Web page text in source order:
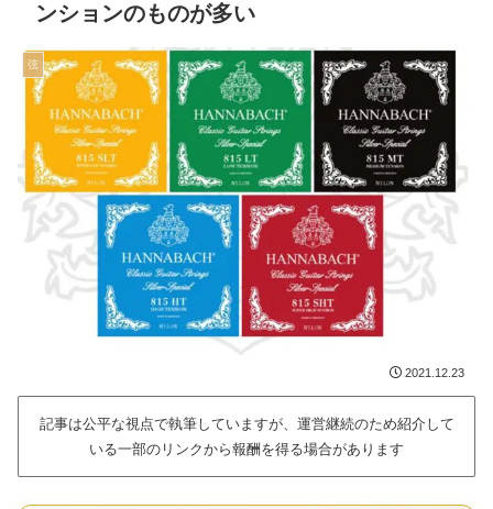
ンションのものが多い
弦
2021.12.23
記事は公平な視点で執筆していますが、運営継続のため紹介して
いる一部のリンクから報酬を得る場合があります